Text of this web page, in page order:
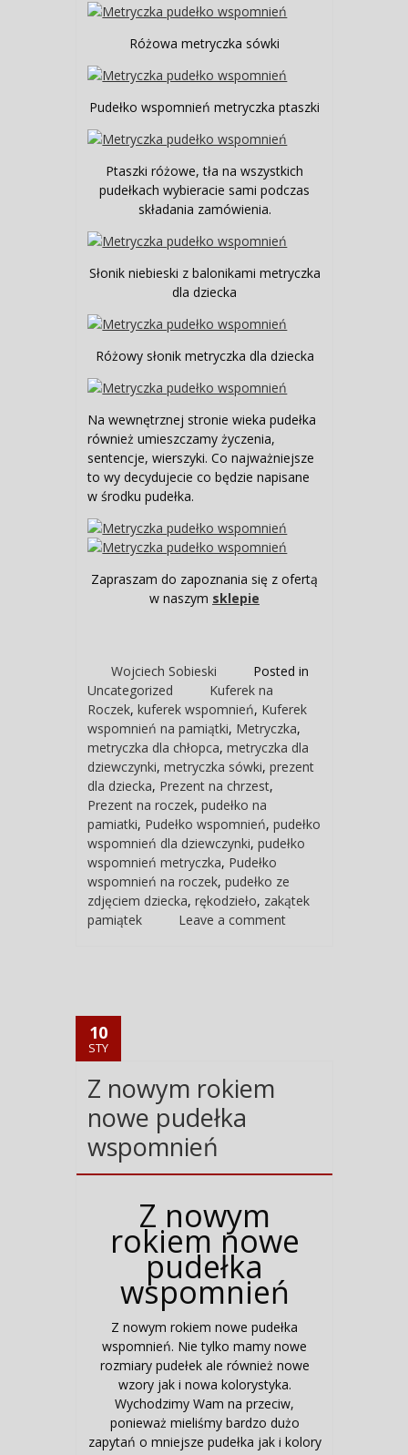
Różowa metryczka sówki
Pudełko wspomnień metryczka ptaszki
Ptaszki różowe, tła na wszystkich
pudełkach wybieracie sami podczas
składania zamówienia.
Słonik niebieski z balonikami metryczka
dla dziecka
Różowy słonik metryczka dla dziecka
Na wewnętrznej stronie wieka pudełka
również umieszczamy życzenia,
sentencje, wierszyki. Co najważniejsze
to wy decydujecie co będzie napisane
w środku pudełka.
Zapraszam do zapoznania się z ofertą
w naszym sklepie
Wojciech Sobieski
Posted in
Uncategorized
Kuferek na
Roczek,kuferek wspomnień, Kuferek
wspomnień na pamiątki, Metryczka,
metryczka dla chłopca,metryczka dla
dziewczynki,metryczka sówki,prezent
dla dziecka, Prezent na chrzest,
Prezent na roczek,pudełko na
pamiatki, Pudełko wspomnień,pudełko
wspomnień dla dziewczynki,pudełko
wspomnień metryczka, Pudełko
wspomnień na roczek,pudełko ze
zdjęciem dziecka,rękodzieło, zakątek
pamiątek
Leave a comment
10
STY
Z nowym rokiem
nowe pudełka
wspomnień
Z nowym
rokiem nowe
pudełka
wspomnień
Z nowym rokiem nowe pudełka
wspomnień. Nie tylko mamy nowe
rozmiary pudełek ale również nowe
wzory jak i nowa kolorystyka.
Wychodzimy Wam na przeciw,
ponieważ mieliśmy bardzo dużo
zapytań o mniejsze pudełka jak i kolory